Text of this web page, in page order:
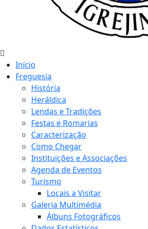
Início
Freguesia
História
Heráldica
Lendas e Tradições
Festas e Romarias
Caracterização
Como Chegar
Instituições e Associações
Agenda de Eventos
Turismo
Locais a Visitar
Galeria Multimédia
Álbuns Fotográficos